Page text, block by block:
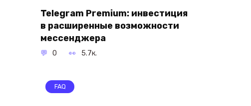
Telegram Premium: инвестиция
в расширенные возможности
мессенджера
0 5.7к.
FAQ